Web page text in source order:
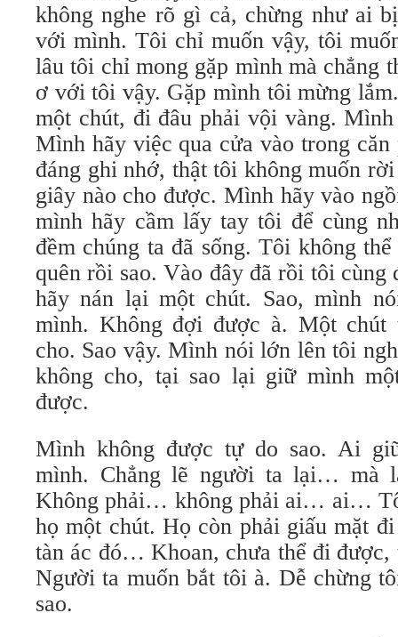
không nghe rõ gì cả, chừng như ai
với mình. Tôi chỉ muốn vậy, tôi
lâu tôi chỉ mong gặp mình mà chẳng
ơ với tôi vậy. Gặp mình tôi mừng
một chút, đi đâu phải vội vàng.
Mình hãy việc qua cửa vào trong căn
đáng ghi nhớ, thật tôi không muốn
giây nào cho được. Mình hãy vào
mình hãy cầm lấy tay tôi để cùng
đềm chúng ta đã sống. Tôi không
quên rồi sao. Vào đây đã rồi tôi
hãy nán lại một chút. Sao, mình
mình. Không đợi được à. Một chút
cho. Sao vậy. Mình nói lớn lên tôi
không cho, tại sao lại giữ mình
được.
Mình không được tự do sao. Ai
mình. Chẳng lẽ người ta lại… mà
Không phải… không phải ai… ai…
họ một chút. Họ còn phải giấu mặt
tàn ác đó… Khoan, chưa thể đi
Người ta muốn bắt tôi à. Dễ chừng
sao.